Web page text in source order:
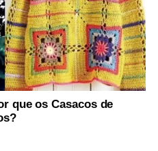
que os Casacos de